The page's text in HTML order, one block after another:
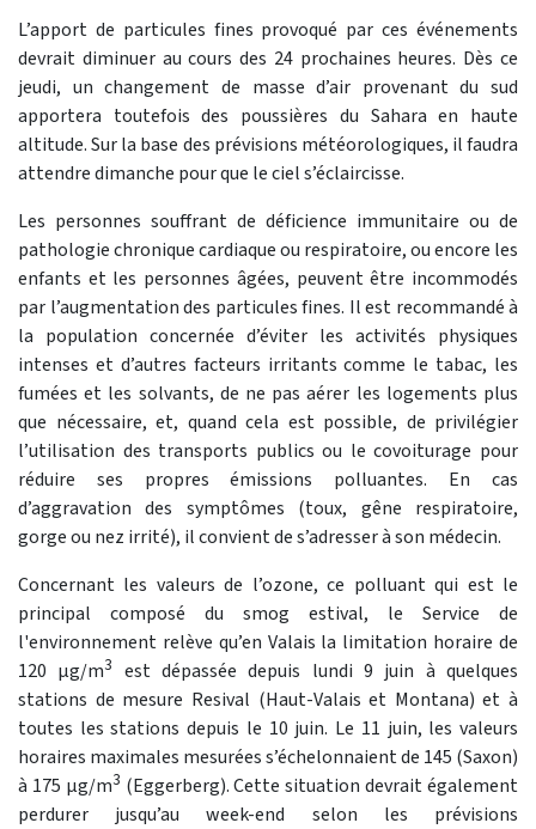
L’apport de particules fines provoqué par ces événements
devrait diminuer au cours des 24 prochaines heures. Dès ce
jeudi, un changement de masse d’air provenant du sud
apportera toutefois des poussières du Sahara en haute
altitude. Sur la base des prévisions météorologiques, il faudra
attendre dimanche pour que le ciel s’éclaircisse.
Les personnes souffrant de déficience immunitaire ou de
pathologie chronique cardiaque ou respiratoire, ou encore les
enfants et les personnes âgées, peuvent être incommodés
par l’augmentation des particules fines. Il est recommandé à
la population concernée d’éviter les activités physiques
intenses et d’autres facteurs irritants comme le tabac, les
fumées et les solvants, de ne pas aérer les logements plus
que nécessaire, et, quand cela est possible, de privilégier
l’utilisation des transports publics ou le covoiturage pour
réduire ses propres émissions polluantes. En cas
d’aggravation des symptômes (toux, gêne respiratoire,
gorge ou nez irrité), il convient de s’adresser à son médecin.
Concernant les valeurs de l’ozone, ce polluant qui est le
principal composé du smog estival, le Service de
l'environnement relève qu’en Valais la limitation horaire de
120 μg/m3
est dépassée depuis lundi 9 juin à quelques
stations de mesure Resival (Haut-Valais et Montana) et à
toutes les stations depuis le 10 juin. Le 11 juin, les valeurs
horaires maximales mesurées s’échelonnaient de 145 (Saxon)
à 175 μg/m3 (Eggerberg). Cette situation devrait également
perdurer jusqu’au week-end selon les prévisions